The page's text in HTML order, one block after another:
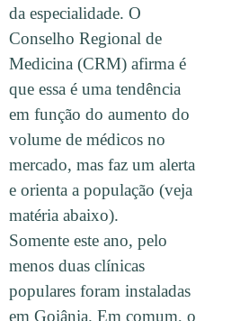
da especialidade. O
Conselho Regional de
Medicina (CRM) afirma é
que essa é uma tendência
em função do aumento do
volume de médicos no
mercado, mas faz um alerta
e orienta a população (veja
matéria abaixo).
Somente este ano, pelo
menos duas clínicas
populares foram instaladas
em Goiânia. Em comum, o